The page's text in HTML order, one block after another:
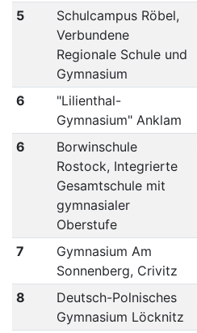
5
Schulcampus Röbel,
Verbundene
Regionale Schule und
Gymnasium
6
"Lilienthal-
Gymnasium" Anklam
6
Borwinschule
Rostock, Integrierte
Gesamtschule mit
gymnasialer
Oberstufe
7
Gymnasium Am
Sonnenberg, Crivitz
8
Deutsch-Polnisches
Gymnasium Löcknitz